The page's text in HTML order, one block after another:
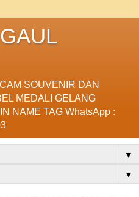
SOUVENIR DAN
MEDALI GELANG
NAME TAG WhatsApp :
▼
▼